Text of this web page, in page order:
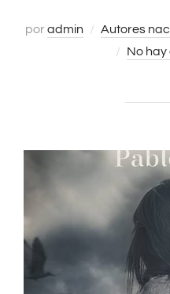
poradmin Autores
No